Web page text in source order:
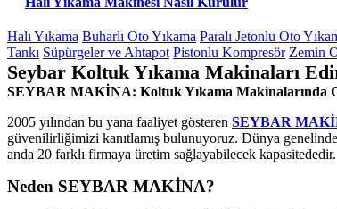
Halı Yıkama Buharlı Oto Yıkama Paralı Jetonlu Oto
Tankı Süpürgeler ve Ahtapot Pistonlu Kompresör Zemin
Seybar Koltuk Yıkama Makinaları
SEYBAR MAKİNA: Koltuk Yıkama Makinalarında
2005 yılından bu yana faaliyet gösteren SEYBAR
güvenilirliğimizi kanıtlamış bulunuyoruz. Dünya genelinde
anda 20 farklı firmaya üretim sağlayabilecek kapasitededir.
Neden SEYBAR MAKİNA?